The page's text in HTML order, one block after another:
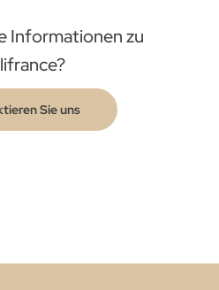
Informationen zu
Sie uns